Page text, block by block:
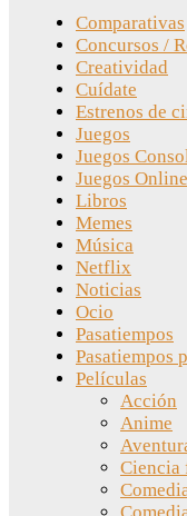
Comparativas
Concursos /
Creatividad
Cuídate
Estrenos de
Juegos
Juegos
Juegos Online
Libros
Memes
Música
Netflix
Noticias
Ocio
Pasatiempos
Pasatiempos
Películas
Acción
Anime
Ciencia